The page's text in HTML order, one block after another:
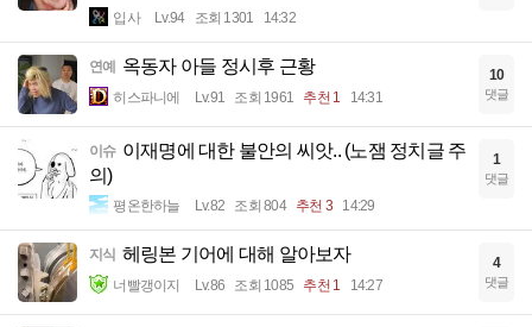
입사 Lv.94 조회 1301 14:32
연예 옥동자 아들 정시후 근황
히스파니에 Lv.91 조회 1961 추천 1 14:31
10
댓글
이슈 이재명에 대한 불안의 씨앗.. (노잼 정치글 주
의)
평온한하늘 Lv.82 조회 804 추천 3 14:29
1
댓글
지식 헤링본 기어에 대해 알아보자
너빨갱이지 Lv.86 조회 1085 추천 1 14:27
4
댓글